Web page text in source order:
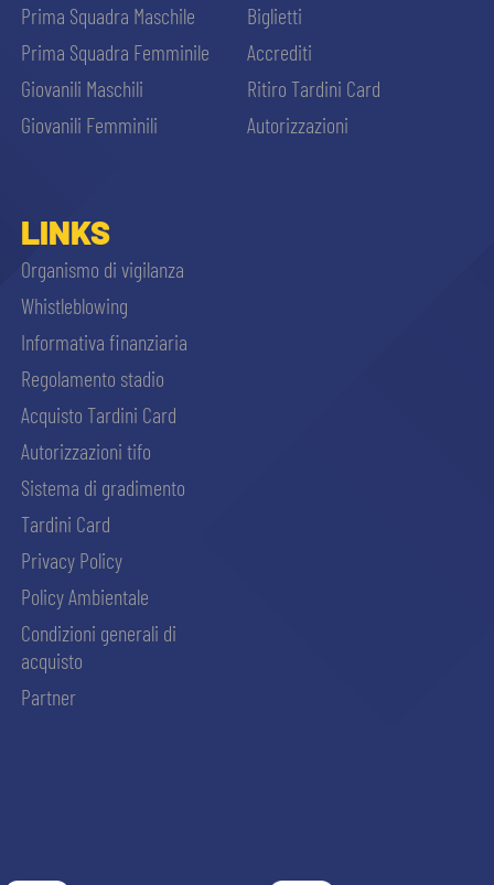
Prima Squadra Maschile
Prima Squadra Femminile
Giovanili Maschili
Giovanili Femminili
Biglietti
Accrediti
Ritiro Tardini Card
Autorizzazioni
LINKS
Organismo di vigilanza
Whistleblowing
Informativa finanziaria
Regolamento stadio
Acquisto Tardini Card
Autorizzazioni tifo
Sistema di gradimento
Tardini Card
Privacy Policy
Policy Ambientale
Condizioni generali di
acquisto
Partner